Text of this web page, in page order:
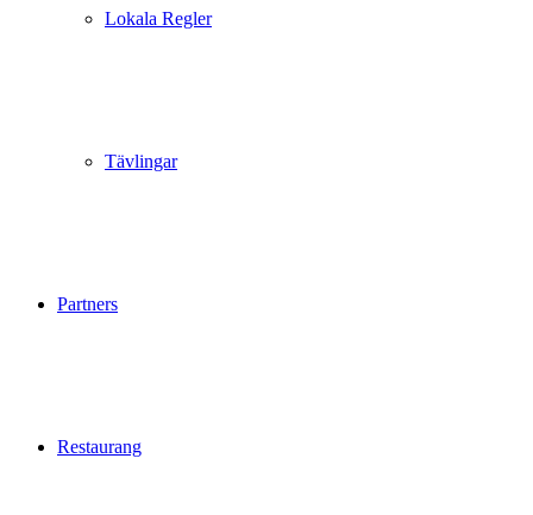
Lokala Regler
Tävlingar
Partners
Restaurang